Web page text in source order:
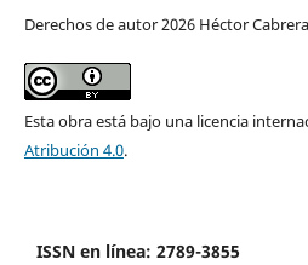
Derechos de autor 2026 Héctor
Esta obra está bajo una licencia
Atribución 4.0.
ISSN en línea: 2789-3855